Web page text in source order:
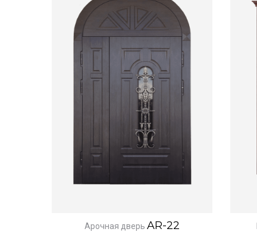
Арочная дверь AR-22